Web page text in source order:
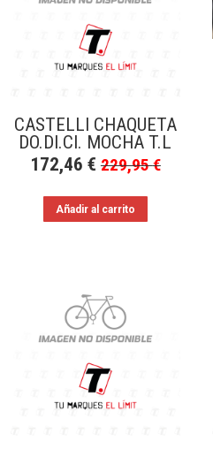
CASTELLI CHAQUETA
DO.DI.CI. MOCHA T.L
172,46 € 229,95€
Añadir al carrito